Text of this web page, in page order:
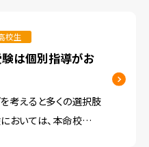
す。 その中でも、学習塾
校生
は個別指導がお
考えると多くの選択肢
おいては、本命校だけ